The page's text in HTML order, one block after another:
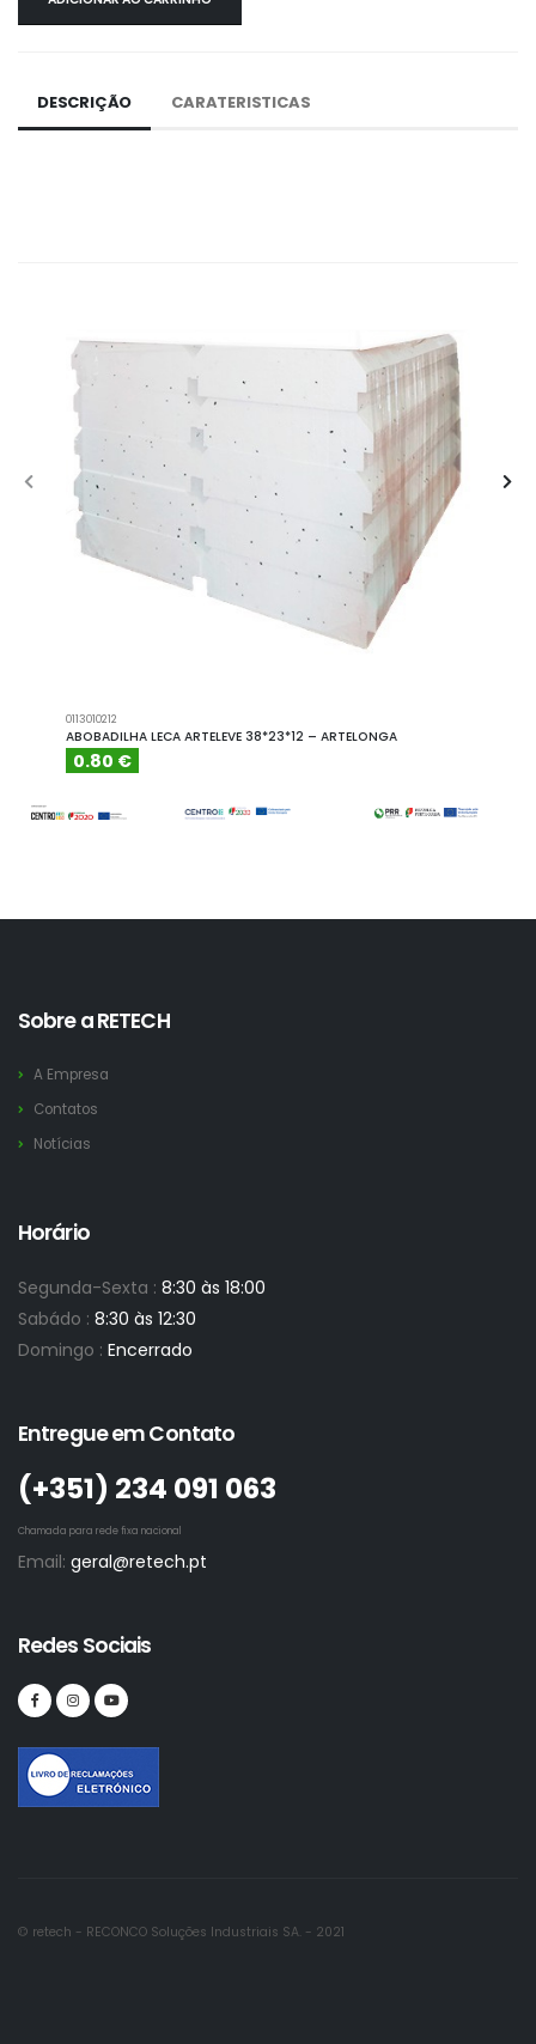
DESCRIÇÃO CARATERISTICAS
0113010212
ABOBADILHA LECA ARTELEVE 38*23*12 – ARTELONGA
0.80 €
Sobre a RETECH
A Empresa
Contatos
Notícias
Horário
Segunda-Sexta : 8:30 às 18:00
Sabádo : 8:30 às 12:30
Domingo : Encerrado
Entregue em Contato
(+351)­ 234 091 063
Chamada para rede fixa nacional
Email: geral@retech.pt
Redes Sociais
© retech - RECONCO Soluções Industriais SA. - 2021